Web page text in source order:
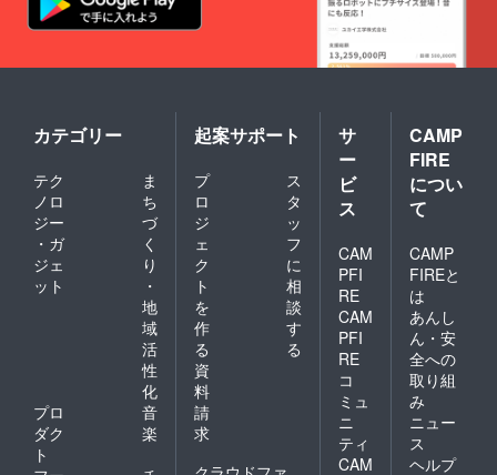
カテゴリー
テク
ノロ
ジー
・ガ
ジェ
ット
ま
ち
づ
く
り
・
地
域
活
性
化
プロ
ダク
ト
音
楽
起案サポート
プ
ロ
ジ
ェ
ク
ト
を
作
る
ス
タ
ッ
フ
に
相
談
す
る
資
料
請
求
サ
ー
ビ
ス
CAM
PFI
RE
CAM
PFI
RE
コ
ミュ
ニ
ティ
CAM
CAMP
FIRE
につい
て
CAMP
FIREと
は
あんし
ん・安
全への
取り組
み
ニュー
ス
ヘルプ